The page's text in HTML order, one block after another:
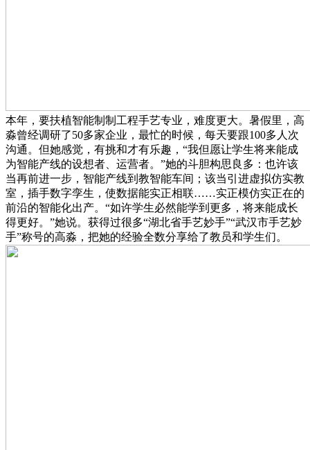
本年，要扶植智能制制工程手艺专业，难度更大。暑假里，高
淼曾经调研了50多家企业，最忙的时候，每天要跟100多人次
沟通。但她感觉，有挑和才有乐趣，“我但愿让学生将来能成
为智能产线的设想者、运营者。”她的斗胆构思良多：也许该
当再前进一步，智能产线到教智能车间；该当引进虚拟仿实教
室，插手数字孪生，使数据能实正相联……实正模仿实正在的
前沿的智能化出产。“如许学生必然能学到更多，将来能成长
得更好。”她说。获得过很多“湖北省手艺妙手”“武汉市手艺妙
手”称号的高淼，把她的经验全数分享给了教员和学生们。